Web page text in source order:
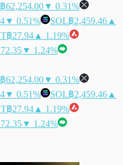
฿62,254.00▼ 0.31%
▼ 0.51% SOL฿2,459.46 ▲
฿27.94 ▲ 1.19%
▼ 1.24%
฿62,254.00▼ 0.31%
▼ 0.51% SOL฿2,459.46 ▲
฿27.94 ▲ 1.19%
▼ 1.24%